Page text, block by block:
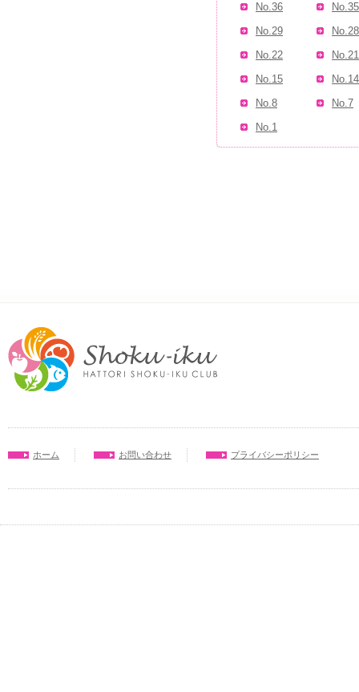
No.36
No.35
No.29
No.28
No.22
No.21
No.15
No.14
No.8
No.7
No.1
ホーム お問い合わせ プライバシーポリシー